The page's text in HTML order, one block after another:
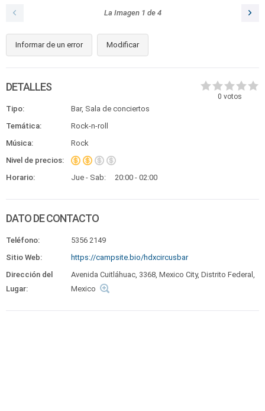
La Imagen 1 de 4
Informar de un error Modificar
0 votos
DETALLES
Tipo:
Bar, Sala de conciertos
Temática:
Rock-n-roll
Música:
Rock
Nivel de precios:
Horario:
Jue - Sab: 20:00 - 02:00
DATO DE CONTACTO
Teléfono:
5356 2149
Sitio Web:
https://campsite.bio/hdxcircusbar
Dirección del
Lugar:
Avenida Cuitláhuac, 3368, Mexico City, Distrito Federal,
Mexico